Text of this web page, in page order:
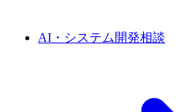
AI・システム開発相談